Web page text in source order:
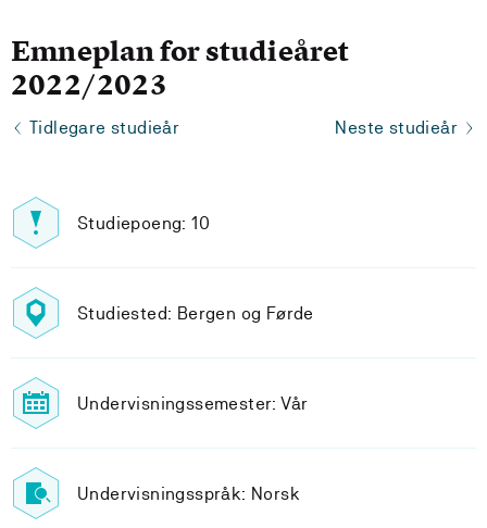
Emneplan for studieåret
2022/2023
Tidlegare studieår Neste studieår
Studiepoeng: 10
Studiested: Bergen og Førde
Undervisningssemester: Vår
Undervisningsspråk: Norsk